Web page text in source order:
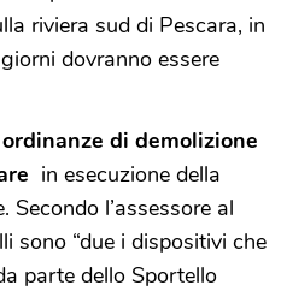
riviera sud di Pescara, in
dovranno essere
di demolizione
in esecuzione della
Secondo l’assessore al
sono “due i dispositivi che
parte dello Sportello